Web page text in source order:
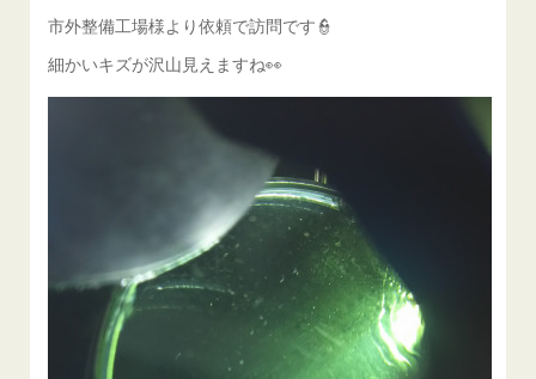
市外整備工場様より依頼で訪問です👮
細かいキズが沢山見えますね👀